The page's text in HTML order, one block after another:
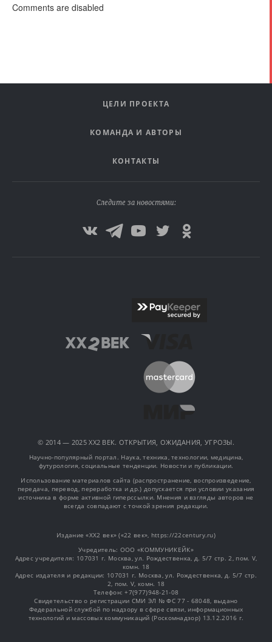
Comments are disabled
ЦЕЛИ ПРОЕКТА
КОМАНДА И АВТОРЫ
КОНТАКТЫ
Следите за новостями:
© 2014 — 2025 XX2 ВЕК. ОТКРЫТИЯ, ОЖИДАНИЯ, УГРОЗЫ.
Научно-популярный портал. Наука, техника, технологии, медицина,
футурология, социальные тенденции. Новости и публикации.
Использование материалов сайта (распространение, воспроизведение,
передача, перевод, переработка и др.) допускается при условии указания
источника в форме активной гиперссылки. Мнения и взгляды авторов не
всегда совпадают с точкой зрения редакции.
Издание «XX2 век» («22 век», https://22century.ru)
Учредитель: OOO «КОММУНИКЕЙК»
Адрес учредителя: 107031 г. Москва, ул. Рождественка, д. 5/7 стр. 2, пом. V,
комн. 18
Адрес издателя и редакции: 107031 г. Москва, ул. Рождественка, д. 5/7 стр.
2, пом. V, комн. 18
Телефон: +7(977)948-21-08
Свидетельство о регистрации СМИ ЭЛ № ФС 77 - 68048, выдано
Федеральной службой по надзору в сфере связи, информационных
технологий и массовых коммуникаций (Роскомнадзор) 13.12.2016 г.